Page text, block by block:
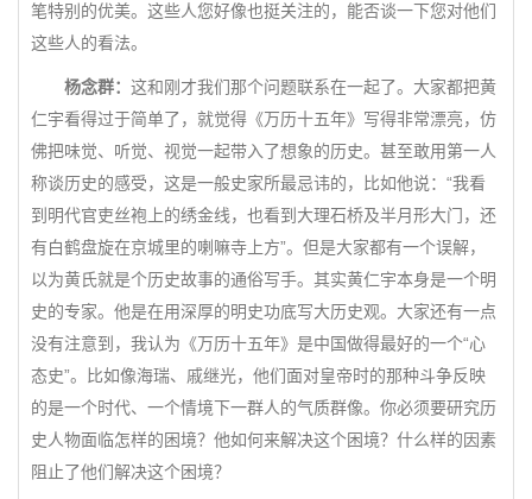
笔特别的优美。这些人您好像也挺关注的，能否谈一下您对他们
这些人的看法。
杨念群： 这和刚才我们那个问题联系在一起了。大家都把黄
仁宇看得过于简单了，就觉得《万历十五年》写得非常漂亮，仿
佛把味觉、听觉、视觉一起带入了想象的历史。甚至敢用第一人
称谈历史的感受，这是一般史家所最忌讳的，比如他说：“我看
到明代官吏丝袍上的绣金线，也看到大理石桥及半月形大门，还
有白鹤盘旋在京城里的喇嘛寺上方”。但是大家都有一个误解，
以为黄氏就是个历史故事的通俗写手。其实黄仁宇本身是一个明
史的专家。他是在用深厚的明史功底写大历史观。大家还有一点
没有注意到，我认为《万历十五年》是中国做得最好的一个“心
态史”。比如像海瑞、戚继光，他们面对皇帝时的那种斗争反映
的是一个时代、一个情境下一群人的气质群像。你必须要研究历
史人物面临怎样的困境？他如何来解决这个困境？什么样的因素
阻止了他们解决这个困境？